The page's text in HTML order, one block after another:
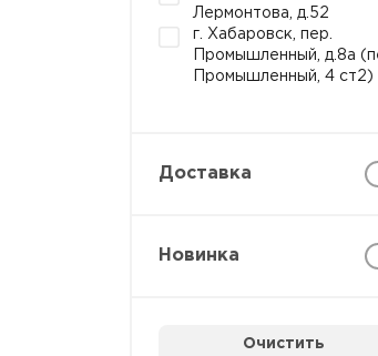
Лермонтова, д.52
г. Хабаровск, пер.
Промышленный, д.8а
Промышленный, 4 ст2)
Доставка
Новинка
Очистить